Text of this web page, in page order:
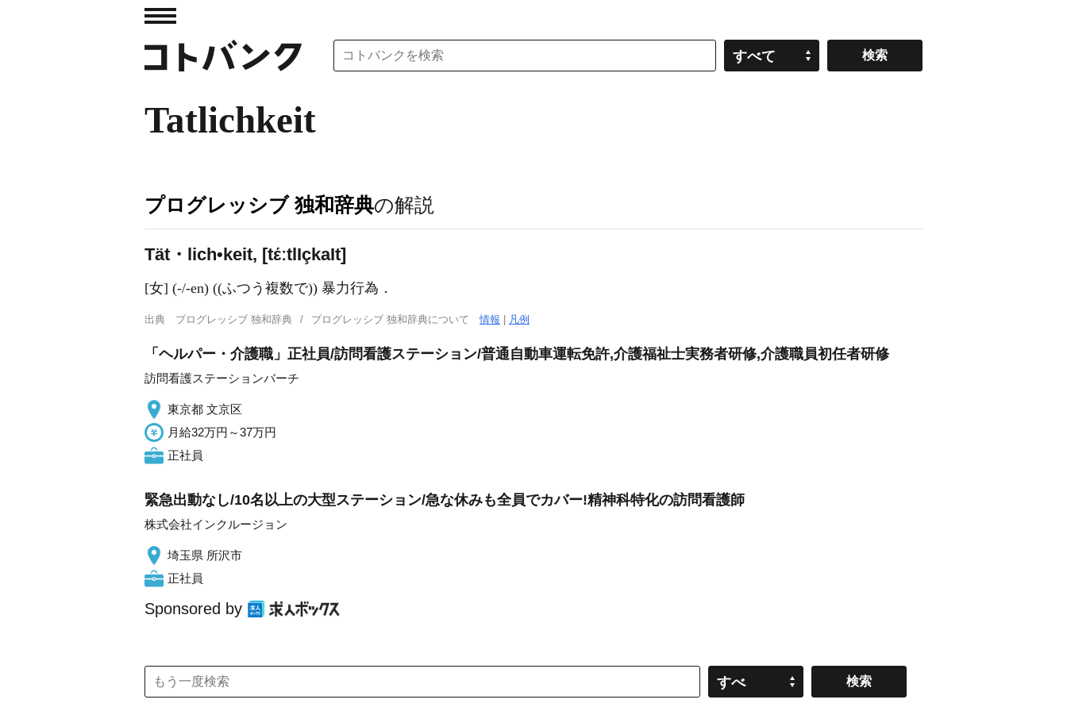
すべて
Tatlichkeit
プログレッシブ 独和辞典の解説
Tät・lich•keit, [tέːtlIçkaIt]
[女] (-/-en) ((ふつう複数で)) 暴力行為．
出典 プログレッシブ 独和辞典 プログレッシブ 独和辞典について情報 凡例
「ヘルパー・介護職」正社員/訪問看護ステーション/普通自動車運転免許,介護福祉士実務者研修,介護職員初任者研修
訪問看護ステーションバーチ
東京都 文京区
月給32万円～37万円
正社員
緊急出動なし/10名以上の大型ステーション/急な休みも全員でカバー!精神科特化の訪問看護師
株式会社インクルージョン
埼玉県 所沢市
正社員
Sponsored by
すべ